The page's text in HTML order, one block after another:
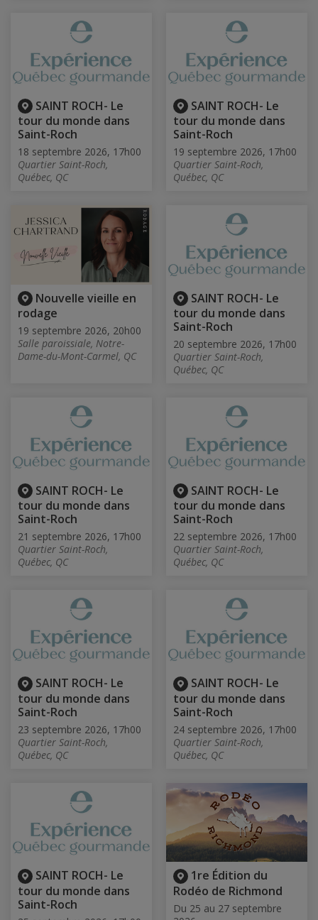
SAINT ROCH- Le
tour du monde dans
Saint-Roch
18 septembre 2026, 17h00
Quartier Saint-Roch,
Québec, QC
SAINT ROCH- Le
tour du monde dans
Saint-Roch
19 septembre 2026, 17h00
Quartier Saint-Roch,
Québec, QC
Nouvelle vieille en
rodage
19 septembre 2026, 20h00
Salle paroissiale, Notre-
Dame-du-Mont-Carmel, QC
SAINT ROCH- Le
tour du monde dans
Saint-Roch
20 septembre 2026, 17h00
Quartier Saint-Roch,
Québec, QC
SAINT ROCH- Le
tour du monde dans
Saint-Roch
21 septembre 2026, 17h00
Quartier Saint-Roch,
Québec, QC
SAINT ROCH- Le
tour du monde dans
Saint-Roch
22 septembre 2026, 17h00
Quartier Saint-Roch,
Québec, QC
SAINT ROCH- Le
tour du monde dans
Saint-Roch
23 septembre 2026, 17h00
Quartier Saint-Roch,
Québec, QC
SAINT ROCH- Le
tour du monde dans
Saint-Roch
24 septembre 2026, 17h00
Quartier Saint-Roch,
Québec, QC
SAINT ROCH- Le
tour du monde dans
Saint-Roch
1re Édition du
Rodéo de Richmond
Du 25 au 27 septembre